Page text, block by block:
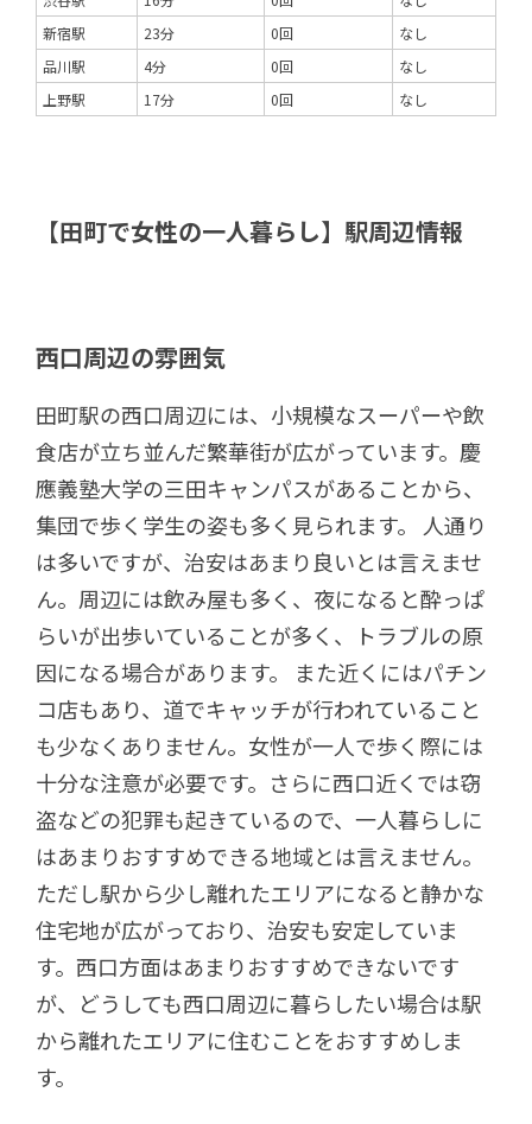
新宿駅
23分 0回
なし
品川駅
4分 0回
なし
上野駅
17分 0回 なし
【田町で女性の一人暮らし】駅周辺情報
西口周辺の雰囲気
田町駅の西口周辺には、小規模なスーパーや飲
食店が立ち並んだ繁華街が広がっています。慶
應義塾大学の三田キャンパスがあることから、
集団で歩く学生の姿も多く見られます。 人通り
は多いですが、治安はあまり良いとは言えませ
ん。周辺には飲み屋も多く、夜になると酔っぱ
らいが出歩いていることが多く、トラブルの原
因になる場合があります。 また近くにはパチン
コ店もあり、道でキャッチが行われていること
も少なくありません。女性が一人で歩く際には
十分な注意が必要です。さらに西口近くでは窃
盗などの犯罪も起きているので、一人暮らしに
はあまりおすすめできる地域とは言えません。
ただし駅から少し離れたエリアになると静かな
住宅地が広がっており、治安も安定していま
す。西口方面はあまりおすすめできないです
が、どうしても西口周辺に暮らしたい場合は駅
から離れたエリアに住むことをおすすめしま
す。